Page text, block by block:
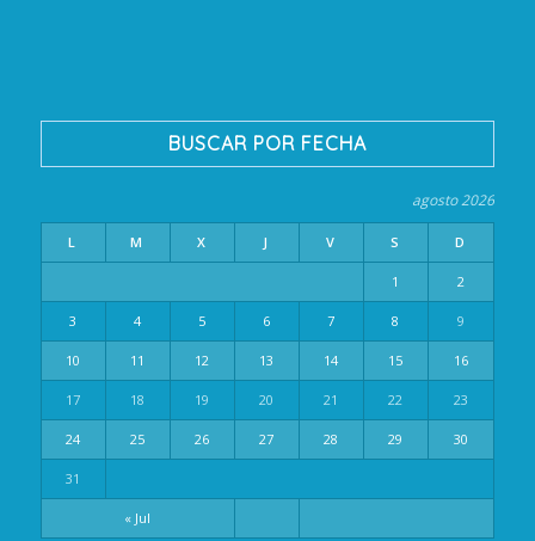
BUSCAR POR FECHA
agosto 2026
L M X J V S D
« Jul
1 2
3 4 5 6 7 8 9
10 11 12 13 14 15 16
17 18 19 20 21 22 23
24 25 26 27 28 29 30
31